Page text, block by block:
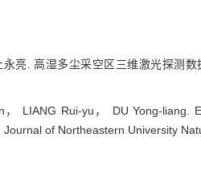
亮. 高湿多尘采空区三维激光探测
LIANG Rui-yu， DU Yong-liang.
of Northeastern University